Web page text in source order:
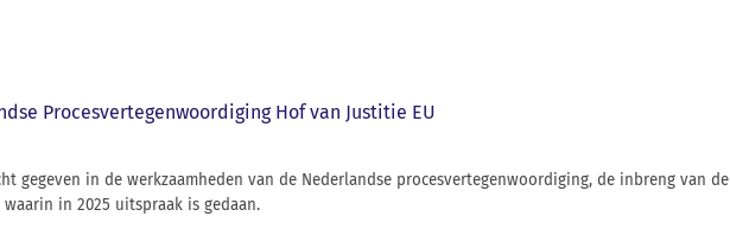
Procesvertegenwoordiging Hof van Justitie EU
gegeven in de werkzaamheden van de Nederlandse procesvertegenwoordiging, de inbreng van de
in 2025 uitspraak is gedaan.